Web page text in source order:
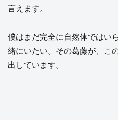
言えます。
僕はまだ完全に自然体ではい
緒にいたい。その葛藤が、こ
出しています。